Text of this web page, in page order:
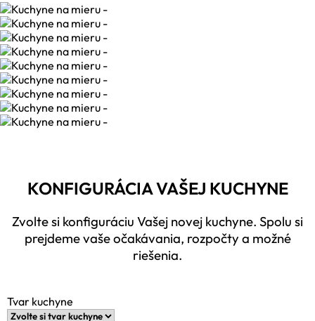
KONFIGURÁCIA VAŠEJ KUCHYNE
Zvolte si konfiguráciu Vašej novej kuchyne. Spolu si
prejdeme vaše očakávania, rozpočty a možné
riešenia.
Tvar kuchyne